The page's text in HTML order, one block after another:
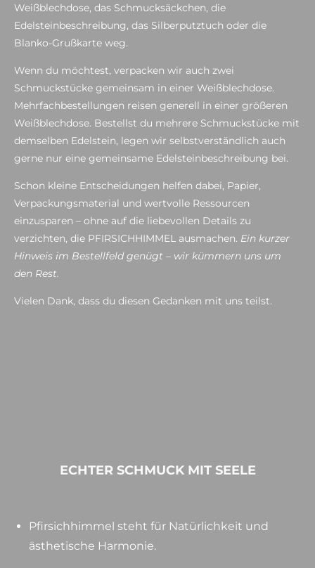
Weißblechdose, das Schmucksäckchen, die
Edelsteinbeschreibung, das Silberputztuch oder die
Blanko-Grußkarte weg.
Wenn du möchtest, verpacken wir auch zwei
Schmuckstücke gemeinsam in einer Weißblechdose.
Mehrfachbestellungen reisen generell in einer größeren
Weißblechdose. Bestellst du mehrere Schmuckstücke mit
demselben Edelstein, legen wir selbstverständlich auch
gerne nur eine gemeinsame Edelsteinbeschreibung bei.
Schon kleine Entscheidungen helfen dabei, Papier,
Verpackungsmaterial und wertvolle Ressourcen
einzusparen – ohne auf die liebevollen Details zu
verzichten, die PFIRSICHHIMMEL ausmachen. Ein kurzer
Hinweis im Bestellfeld genügt – wir kümmern uns um
den Rest.
Vielen Dank, dass du diesen Gedanken mit uns teilst.
ECHTER SCHMUCK MIT SEELE
Pfirsichhimmel steht für Natürlichkeit und
ästhetische Harmonie.